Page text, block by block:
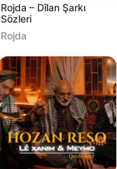
Rojda – Dîlan Şarkı
Sözleri
Rojda